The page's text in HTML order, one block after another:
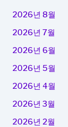
2026년 8월
2026년 7월
2026년 6월
2026년 5월
2026년 4월
2026년 3월
2026년 2월